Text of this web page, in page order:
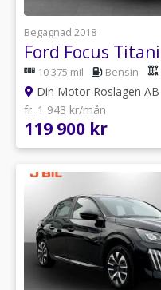
Begagnad 2018
10 375 mil Bensin
Din Motor Roslagen AB
fr. 1 943 kr/mån
119 900 kr